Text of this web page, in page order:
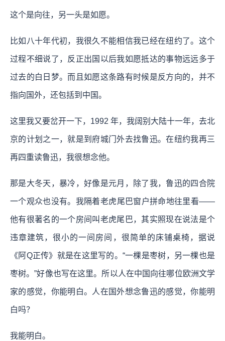
这个是向往，另一头是如愿。
比如八十年代初，我很久不能相信我已经在纽约了。这个
过程不细说了，反正出国以后我如愿抵达的事物远远多于
过去的白日梦。而且如愿这条路有时候是反方向的，并不
指向国外，还包括到中国。
这里我又要岔开一下，1992 年，我阔别大陆十一年，去北
京的计划之一，就是到府城门外去找鲁迅。在纽约我再三
再四重读鲁迅，我很想念他。
那是大冬天，暴冷，好像是元月，除了我，鲁迅的四合院
一个观众也没有。我隔着老虎尾巴窗户拼命地往里看——
他有很著名的一个房间叫老虎尾巴，其实照现在说法是个
违章建筑，很小的一间房间，很简单的床铺桌椅，据说
《阿Q正传》就是在这里写的。“一棵是枣树，另一棵也是
枣树。”好像也写在这里。所以人在中国向往哪位欧洲文学
家的感觉，你能明白。人在国外想念鲁迅的感觉，你能明
白吗？
我能明白。